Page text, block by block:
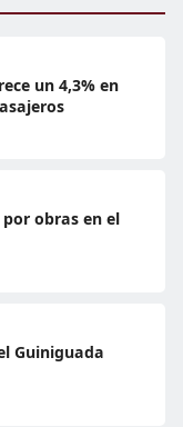
un 4,3% en
obras en el
Guiniguada